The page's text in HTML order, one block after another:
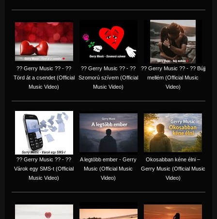
?? Gerry Music ?? - ??
Törd át a csendet (Official
Music Video)
?? Gerry Music ?? - ??
Szomorú szívem (Official
Music Video)
?? Gerry Music ?? - ?? Bújj
mellém (Official Music
Video)
?? Gerry Music ?? - ??
Várok egy SMS-t (Official
Music Video)
A legtöbb ember - Gerry
Music (Official Music
Video)
Okosabban kéne élni –
Gerry Music (Official Music
Video)